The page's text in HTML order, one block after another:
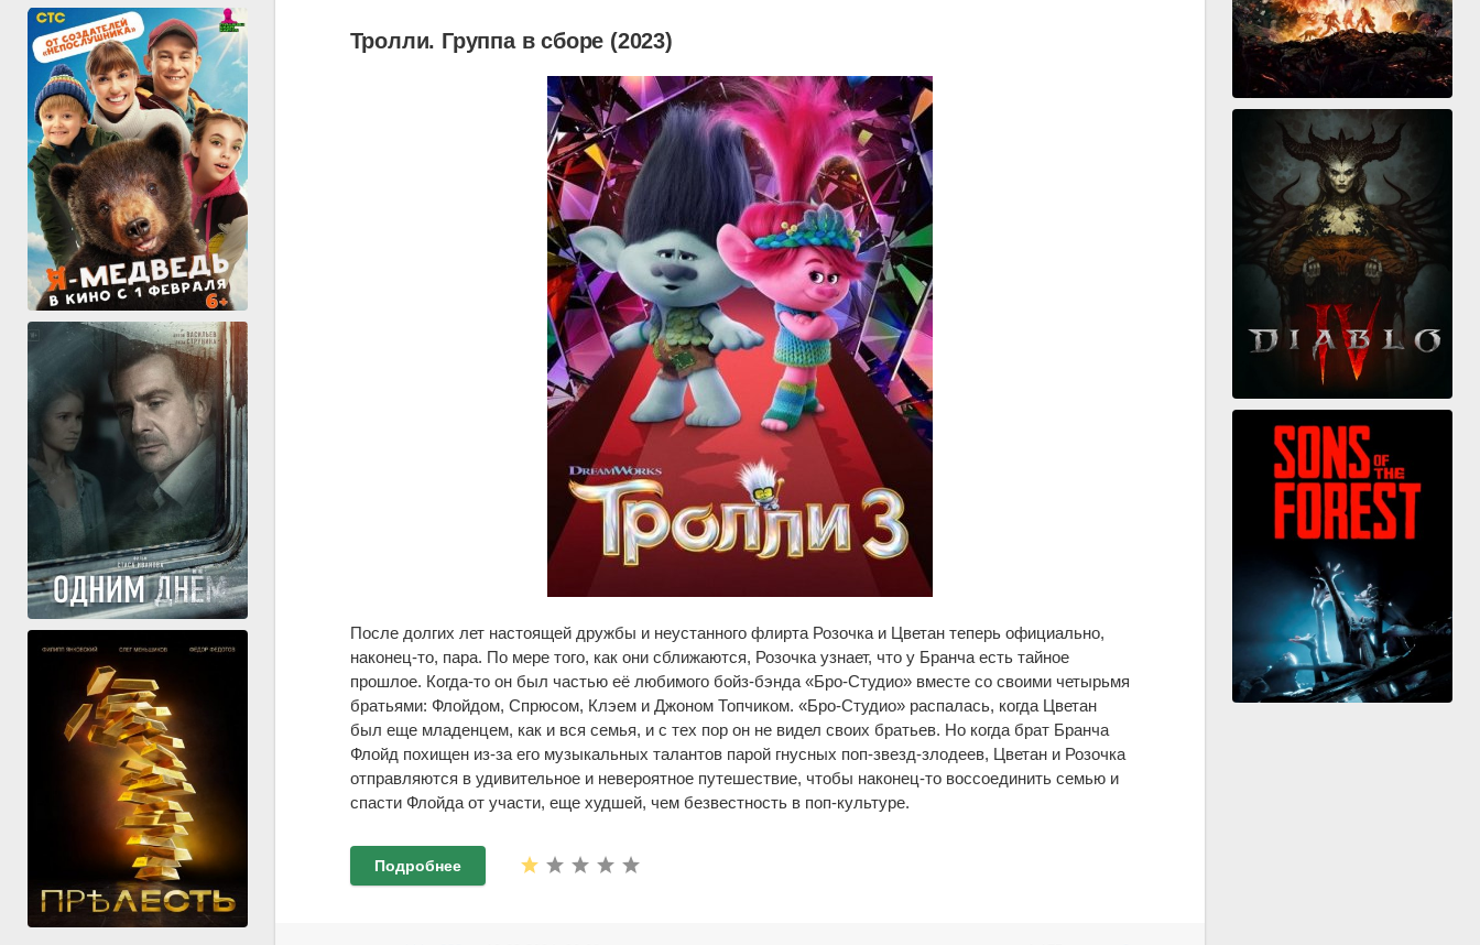
Тролли. Группа в сборе (2023)
После долгих лет настоящей дружбы и неустанного флирта Розочка и Цветан теперь официально,
наконец-то, пара. По мере того, как они сближаются, Розочка узнает, что у Бранча есть тайное
прошлое. Когда-то он был частью её любимого бойз-бэнда «Бро-Студио» вместе со своими четырьмя
братьями: Флойдом, Спрюсом, Клэем и Джоном Топчиком. «Бро-Студио» распалась, когда Цветан
был еще младенцем, как и вся семья, и с тех пор он не видел своих братьев. Но когда брат Бранча
Флойд похищен из-за его музыкальных талантов парой гнусных поп-звезд-злодеев, Цветан и Розочка
отправляются в удивительное и невероятное путешествие, чтобы наконец-то воссоединить семью и
спасти Флойда от участи, еще худшей, чем безвестность в поп-культуре.
Подробнее